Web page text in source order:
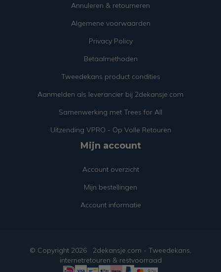
Annuleren & retourneren
Algemene voorwaarden
Privacy Policy
Betaalmethoden
Tweedekans product condities
Aanmelden als leverancier bij 2dekansje.com
Samenwerking met Trees for All
Uitzending VPRO - Op Volle Retouren
Mijn account
Account overzicht
Mijn bestellingen
Account informatie
© Copyright 2026
2dekansje.com - Tweedekans,
internetretouren & restvoorraad